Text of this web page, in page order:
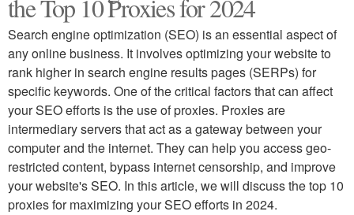
the Top 10 Proxies for 2024
Search engine optimization (SEO) is an essential aspect of
any online business. It involves optimizing your website to
rank higher in search engine results pages (SERPs) for
specific keywords. One of the critical factors that can affect
your SEO efforts is the use of proxies. Proxies are
intermediary servers that act as a gateway between your
computer and the internet. They can help you access geo-
restricted content, bypass internet censorship, and improve
your website's SEO. In this article, we will discuss the top 10
proxies for maximizing your SEO efforts in 2024.